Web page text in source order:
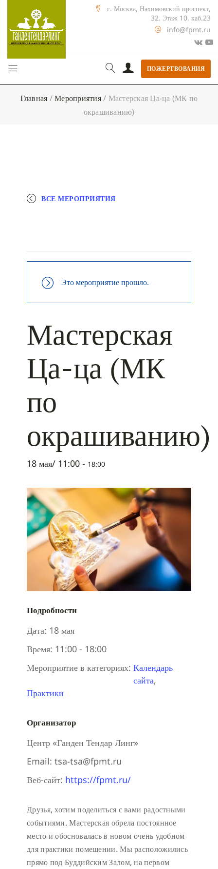
г. Москва, Нахимовский проспект,
32. Этаж 10, каб.23
info@fpmt.ru
ПОЖЕРТВОВАНИЯ
Главная /Мероприятия/ Мастерская Ца-ца (МК по
окрашиванию)
ВСЕ МЕРОПРИЯТИЯ
Это мероприятие прошло.
Мастерская
Ца-ца (МК
по
окрашиванию)
18 мая/ 11:00 - 18:00
Подробности
Дата: 18 мая
Время: 11:00 - 18:00
Мероприятие в категориях: Календарь
сайта,
Практики
Организатор
Центр «Ганден Тендар Линг»
Email: tsa-tsa@fpmt.ru
Веб-сайт: https://fpmt.ru/
Друзья, хотим поделиться с вами радостными
событиями. Мастерская обрела постоянное
место и обосновалась в новом очень удобном
для практики помещении. Мы расположились
прямо под Буддийским Залом, на первом